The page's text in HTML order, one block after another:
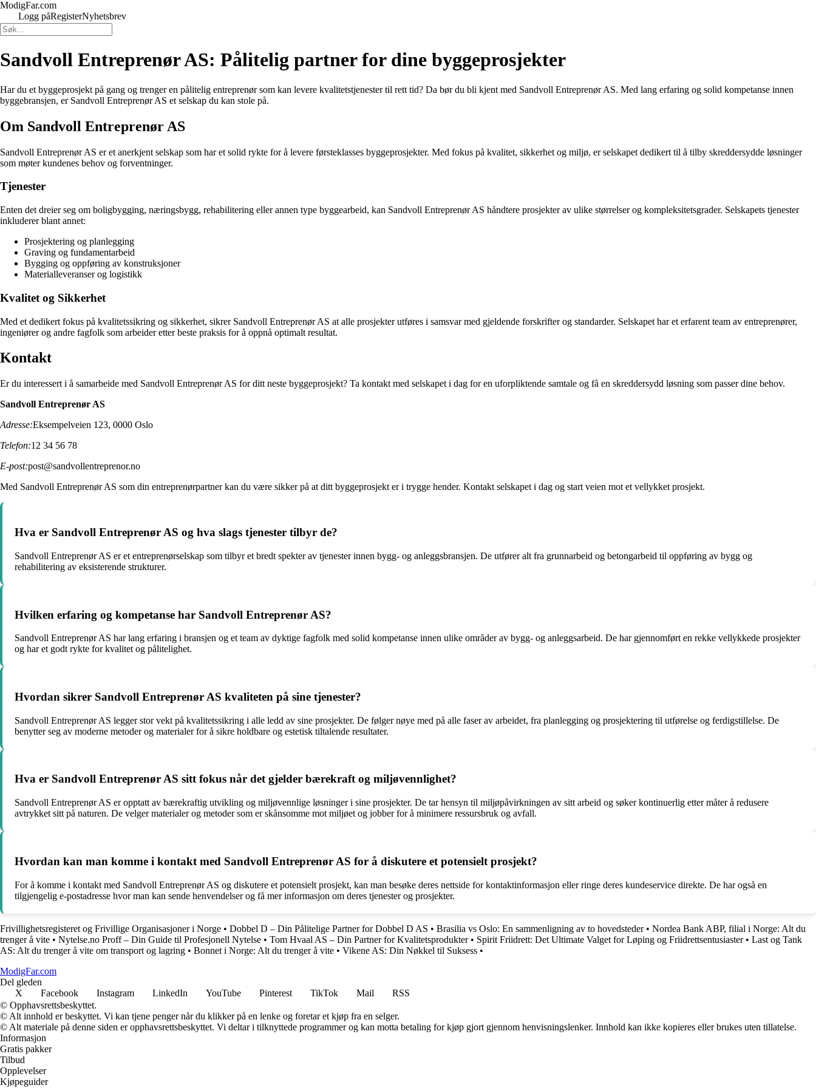
ModigFar.com
Logg påRegisterNyhetsbrev
Sandvoll Entreprenør AS: Pålitelig partner for dine byggeprosjekter
Har du et byggeprosjekt på gang og trenger en pålitelig entreprenør som kan levere kvalitetstjenester til rett tid? Da bør du bli kjent med Sandvoll Entreprenør AS. Med lang erfaring og solid kompetanse innen
byggebransjen, er Sandvoll Entreprenør AS et selskap du kan stole på.
Om Sandvoll Entreprenør AS
Sandvoll Entreprenør AS er et anerkjent selskap som har et solid rykte for å levere førsteklasses byggeprosjekter. Med fokus på kvalitet, sikkerhet og miljø, er selskapet dedikert til å tilby skreddersydde løsninger
som møter kundenes behov og forventninger.
Tjenester
Enten det dreier seg om boligbygging, næringsbygg, rehabilitering eller annen type byggearbeid, kan Sandvoll Entreprenør AS håndtere prosjekter av ulike størrelser og kompleksitetsgrader. Selskapets tjenester
inkluderer blant annet:
Prosjektering og planlegging
Graving og fundamentarbeid
Bygging og oppføring av konstruksjoner
Materialleveranser og logistikk
Kvalitet og Sikkerhet
Med et dedikert fokus på kvalitetssikring og sikkerhet, sikrer Sandvoll Entreprenør AS at alle prosjekter utføres i samsvar med gjeldende forskrifter og standarder. Selskapet har et erfarent team av entreprenører,
ingeniører og andre fagfolk som arbeider etter beste praksis for å oppnå optimalt resultat.
Kontakt
Er du interessert i å samarbeide med Sandvoll Entreprenør AS for ditt neste byggeprosjekt? Ta kontakt med selskapet i dag for en uforpliktende samtale og få en skreddersydd løsning som passer dine behov.
Sandvoll Entreprenør AS
Adresse:Eksempelveien 123, 0000 Oslo
Telefon:12 34 56 78
E-post:post@sandvollentreprenor.no
Med Sandvoll Entreprenør AS som din entreprenørpartner kan du være sikker på at ditt byggeprosjekt er i trygge hender. Kontakt selskapet i dag og start veien mot et vellykket prosjekt.
Hva er Sandvoll Entreprenør AS og hva slags tjenester tilbyr de?
Sandvoll Entreprenør AS er et entreprenørselskap som tilbyr et bredt spekter av tjenester innen bygg- og anleggsbransjen. De utfører alt fra grunnarbeid og betongarbeid til oppføring av bygg og
rehabilitering av eksisterende strukturer.
Hvilken erfaring og kompetanse har Sandvoll Entreprenør AS?
Sandvoll Entreprenør AS har lang erfaring i bransjen og et team av dyktige fagfolk med solid kompetanse innen ulike områder av bygg- og anleggsarbeid. De har gjennomført en rekke vellykkede prosjekter
og har et godt rykte for kvalitet og pålitelighet.
Hvordan sikrer Sandvoll Entreprenør AS kvaliteten på sine tjenester?
Sandvoll Entreprenør AS legger stor vekt på kvalitetssikring i alle ledd av sine prosjekter. De følger nøye med på alle faser av arbeidet, fra planlegging og prosjektering til utførelse og ferdigstillelse. De
benytter seg av moderne metoder og materialer for å sikre holdbare og estetisk tiltalende resultater.
Hva er Sandvoll Entreprenør AS sitt fokus når det gjelder bærekraft og miljøvennlighet?
Sandvoll Entreprenør AS er opptatt av bærekraftig utvikling og miljøvennlige løsninger i sine prosjekter. De tar hensyn til miljøpåvirkningen av sitt arbeid og søker kontinuerlig etter måter å redusere
avtrykket sitt på naturen. De velger materialer og metoder som er skånsomme mot miljøet og jobber for å minimere ressursbruk og avfall.
Hvordan kan man komme i kontakt med Sandvoll Entreprenør AS for å diskutere et potensielt prosjekt?
For å komme i kontakt med Sandvoll Entreprenør AS og diskutere et potensielt prosjekt, kan man besøke deres nettside for kontaktinformasjon eller ringe deres kundeservice direkte. De har også en
tilgjengelig e-postadresse hvor man kan sende henvendelser og få mer informasjon om deres tjenester og prosjekter.
Frivillighetsregisteret og Frivillige Organisasjoner i Norge • Dobbel D – Din Pålitelige Partner for Dobbel D AS • Brasilia vs Oslo: En sammenligning av to hovedsteder• Nordea Bank ABP, filial i Norge: Alt du
trenger å vite • Nytelse.no Proff – Din Guide til Profesjonell Nytelse • Tom Hvaal AS – Din Partner for Kvalitetsprodukter• Spirit Friidrett: Det Ultimate Valget for Løping og Friidrettsentusiaster• Last og Tank
AS: Alt du trenger å vite om transport og lagring • Bonnet i Norge: Alt du trenger å vite • Vikene AS: Din Nøkkel til Suksess •
ModigFar.com
Del gleden
X
Facebook Instagram LinkedIn YouTube Pinterest TikTok Mail
RSS
© Opphavsrettsbeskyttet.
© Alt innhold er beskyttet. Vi kan tjene penger når du klikker på en lenke og foretar et kjøp fra en selger.
© Alt materiale på denne siden er opphavsrettsbeskyttet. Vi deltar i tilknyttede programmer og kan motta betaling for kjøp gjort gjennom henvisningslenker. Innhold kan ikke kopieres eller brukes uten tillatelse.
Informasjon
Gratis pakker
Tilbud
Opplevelser
Kjøpeguider